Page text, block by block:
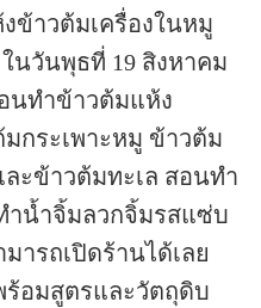
ข้าวต้มเครื่องในหมู
นวันพุธที่ 19 สิงหาคม
อนทำข้าวต้มแห้ง
กระเพาะหมู ข้าวต้ม
ะข้าวต้มทะเล สอนทำ
ำน้ำจิ้มลวกจิ้มรสแซ่บ
ารถเปิดร้านได้เลย
ร้อมสูตรและวัตถุดิบ